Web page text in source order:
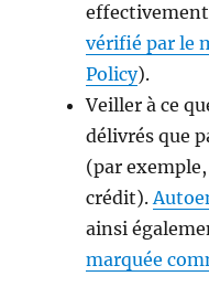
vérifié par le
Policy).
Veiller à ce
délivrés que
(par
crédit).
ainsi
marquée